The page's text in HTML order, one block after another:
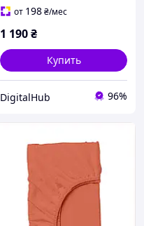
от 198₴/мес
1 190₴
Купить
DigitalHub 96%